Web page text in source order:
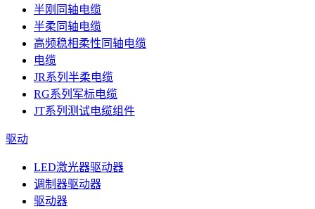
半刚同轴电缆
半柔同轴电缆
高频稳相柔性同轴电缆
电缆
JR系列半柔电缆
RG系列军标电缆
JT系列测试电缆组件
驱动
LED激光器驱动器
调制器驱动器
驱动器